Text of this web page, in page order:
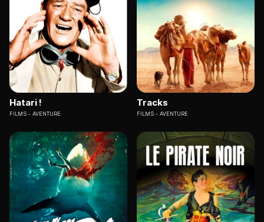
Hatari !
FILMS AVENTURE
Tracks
FILMS AVENTURE